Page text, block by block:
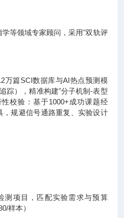
等领域专家顾问，采用"双轨评
万篇SCI数据库与AI热点预测模
踪），精准构建"分子机制-表型
校验：基于1000+成功课题经
，规避信号通路重复、实验设计
测项目，匹配实验需求与预算
样本）